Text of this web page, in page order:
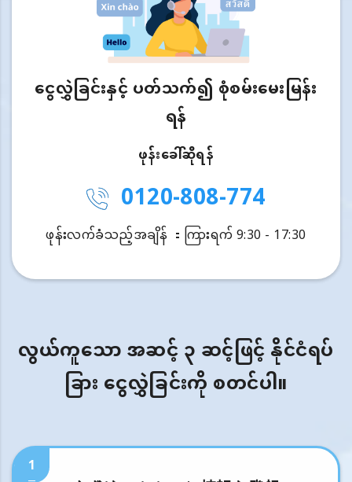
ငွေလွှဲခြင်းနှင့် ပတ်သက်၍ စုံစမ်းမေးမြန်း
ရန်
ဖုန်းခေါ်ဆိုရန်
0120-808-774
ဖုန်းလက်ခံသည့်အချိန် ：ကြားရက် 9:30 - 17:30
လွယ်ကူသော အဆင့် ၃ ဆင့်ဖြင့် နိုင်ငံရပ်
ခြား ငွေလွှဲခြင်းကို စတင်ပါ။
1